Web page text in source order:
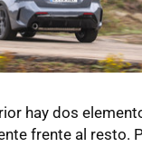
hay dos
frente al resto.